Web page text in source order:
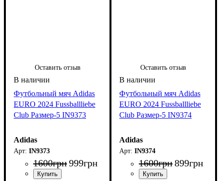
Оставить отзыв
Футбольный мяч Adidas
EURO 2024 Fussballliebe
Club Размер-5 IN9373
Adidas
IN9373
1600грн999грн
Оставить отзыв
Футбольный мяч Adidas
EURO 2024 Fussballliebe
Club Размер-5 IN9374
Adidas
IN9374
1600грн899грн